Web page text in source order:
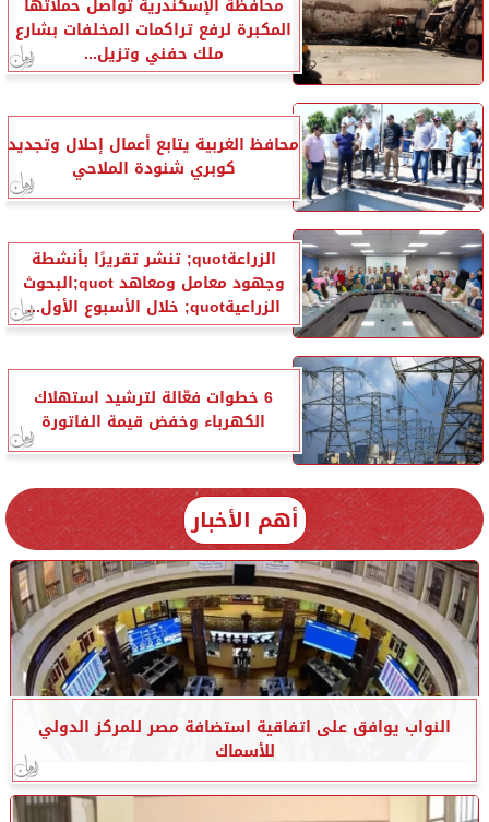
محافظة الإسكندرية تواصل حملاتها
المكبرة لرفع تراكمات المخلفات بشارع
ملك حفني وتزيل...
محافظ الغربية يتابع أعمال إحلال وتجديد
كوبري شنودة الملاحي
الزراعةquot; تنشر تقريرًا بأنشطة
وجهود معامل ومعاهد quot;البحوث
الزراعيةquot; خلال الأسبوع الأول...
6 خطوات فعّالة لترشيد استهلاك
الكهرباء وخفض قيمة الفاتورة
أهم الأخبار
النواب يوافق على اتفاقية استضافة مصر للمركز الدولي
للأسماك